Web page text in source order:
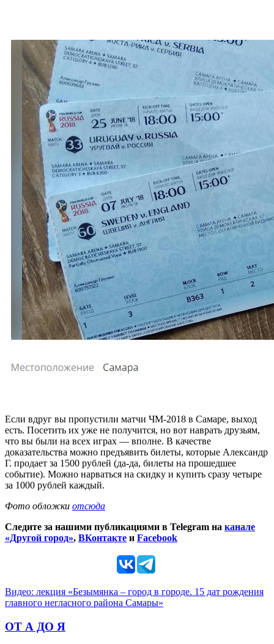
Если вдруг вы пропустили матчи ЧМ-2018 в Самаре, выход
есть. Посетить их уже не получится, но вот наврать друзьям,
что вы были на всех играх — вполне. В качестве
доказательства можно предъявить билеты, которые Александр
Г. продает за 1500 рублей (да-да, билеты на прошедшее
событие). Можно нарваться на скидку и купить сразу четыре
за 1000 рублей каждый.
Фото обложки отсюда
Следите за нашими публикациями в Telegram на канале
«Другой город», ВКонтакте и Facebook
Видео: лекция «Безымянка – город в городе. 15 дат рождения
главного негласного района Самары»
ОТ А ДО Я